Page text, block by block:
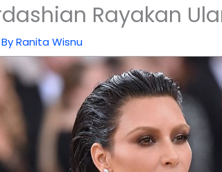
Rayakan
Ranita Wisnu